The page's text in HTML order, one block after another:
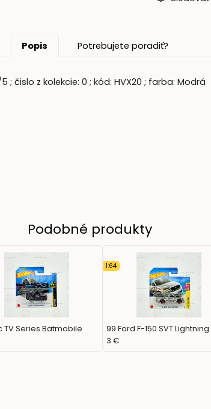
Popis Potrebujete poradiť?
; čislo z kolekcie: 0 ; kód: HVX20 ; farba: Modrá
Podobné produkty
TV Series Batmobile 99 Ford F-150 SVT Lightning
1:64
3 €